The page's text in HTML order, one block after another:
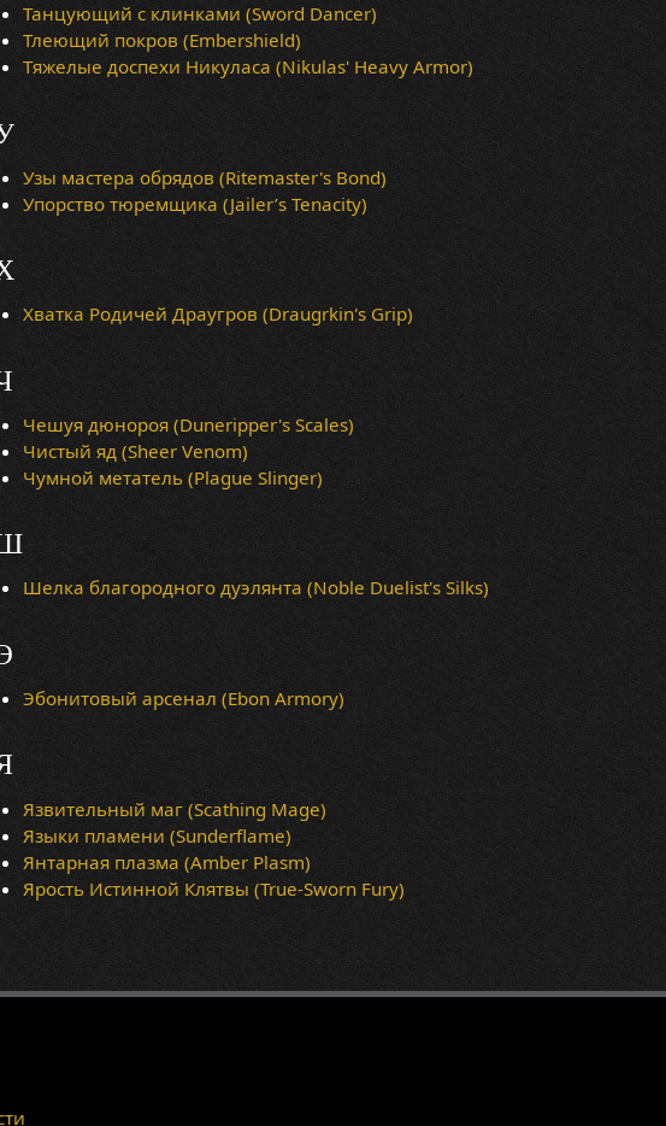
Танцующий с клинками (Sword Dancer)
Тлеющий покров (Embershield)
Тяжелые доспехи Никуласа (Nikulas' Heavy Armor)
Узы мастера обрядов (Ritemaster's Bond)
Упорство тюремщика (Jailer’s Tenacity)
Хватка Родичей Драугров (Draugrkin's Grip)
Чешуя дюнороя (Duneripper's Scales)
Чистый яд (Sheer Venom)
Чумной метатель (Plague Slinger)
Шелка благородного дуэлянта (Noble Duelist's Silks)
Эбонитовый арсенал (Ebon Armory)
Язвительный маг (Scathing Mage)
Языки пламени (Sunderflame)
Янтарная плазма (Amber Plasm)
Ярость Истинной Клятвы (True-Sworn Fury)